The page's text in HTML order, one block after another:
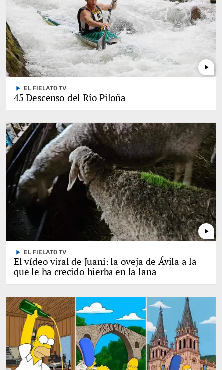
play_arrow
play_arrow EL FIELATO TV
45 Descenso del Río Piloña
play_arrow
play_arrow EL FIELATO TV
El vídeo viral de Juani: la oveja de Ávila a la
que le ha crecido hierba en la lana